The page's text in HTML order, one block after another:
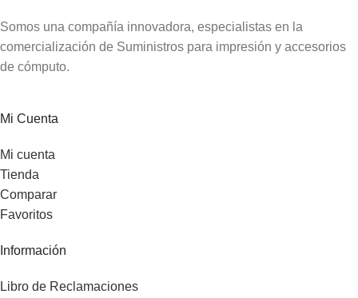
Somos una compañía innovadora, especialistas en la
comercialización de Suministros para impresión y accesorios
de cómputo.
Mi Cuenta
Mi cuenta
Tienda
Comparar
Favoritos
Información
Libro de Reclamaciones